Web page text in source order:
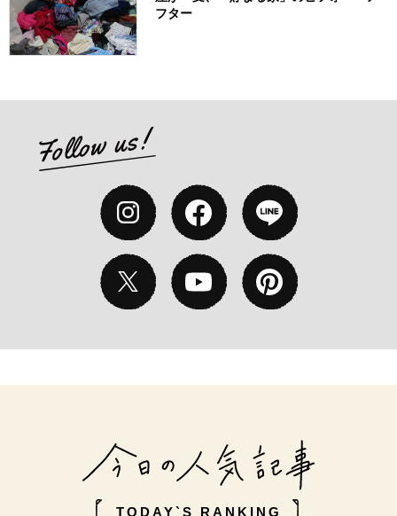
フター
TODAY`S RANKING